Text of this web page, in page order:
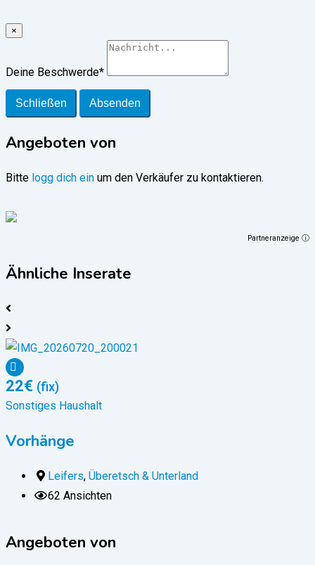
×
Deine Beschwerde*
Schließen Absenden
Angeboten von
Bitte logg dich ein um den Verkäufer zu kontaktieren.
Partneranzeige ⓘ
Ähnliche Inserate
22€ (fix)
Sonstiges Haushalt
Vorhänge
Leifers, Überetsch & Unterland
62 Ansichten
Angeboten von